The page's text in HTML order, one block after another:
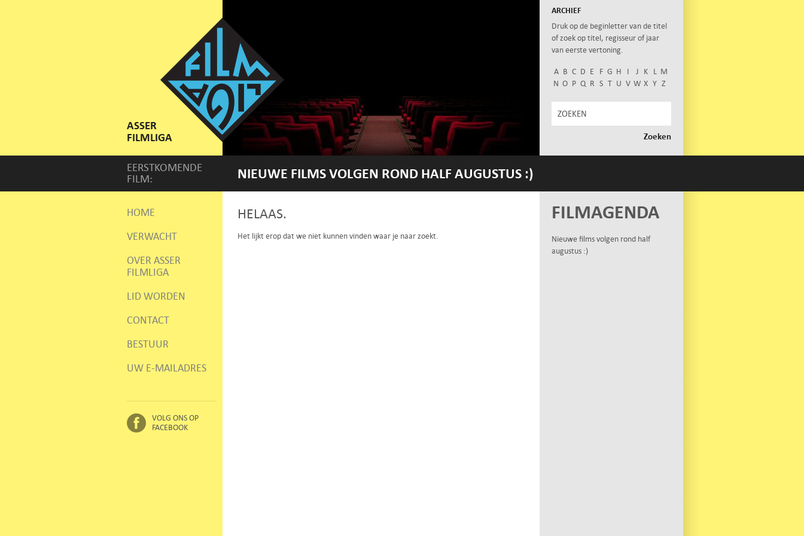
ASSER
FILMLIGA
ARCHIEF
Druk op de beginletter van de titel
of zoek op titel, regisseur of jaar
van eerste vertoning.
A B C D E F G H I J K L M
N O P Q R S T U V W X Y Z
EERSTKOMENDE
FILM:
NIEUWE FILMS VOLGEN ROND HALF AUGUSTUS :)
HOME
VERWACHT
OVER ASSER
FILMLIGA
LID WORDEN
CONTACT
BESTUUR
UW E-MAILADRES
VOLG ONS OP
FACEBOOK
HELAAS.
Het lijkt erop dat we niet kunnen vinden waar je naar zoekt.
FILMAGENDA
Nieuwe films volgen rond half
augustus :)